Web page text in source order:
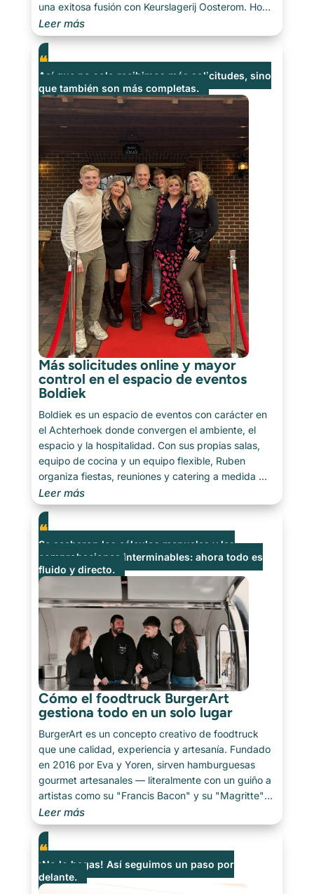
una exitosa fusión con Keurslagerij Oosterom. Hoy
existe una empresa de catering profesional [...]
Leer más
Así que no solo recibimos más solicitudes, sino
que también son más completas.
Más solicitudes online y mayor
control en el espacio de eventos
Boldiek
Boldiek es un espacio de eventos con carácter en
el Achterhoek donde convergen el ambiente, el
espacio y la hospitalidad. Con sus propias salas,
equipo de cocina y un equipo flexible, Ruben
organiza fiestas, reuniones y catering a medida —
siempre con un toque personal. Hablamos con [...]
Leer más
Se acabaron los cálculos manuales y las
comprobaciones interminables: ahora todo es
fluido y directo.
Cómo el foodtruck BurgerArt
gestiona todo en un solo lugar
BurgerArt es un concepto creativo de foodtruck
que une calidad, experiencia y artesanía. Fundado
en 2016 por Eva y Yoren, sirven hamburguesas
gourmet artesanales — literalmente con un guiño a
artistas como su "Francis Bacon" y su "Magritte"
— cocinadas a la manera clásica [...]
Leer más
¡No lo hagas! Así seguimos un paso por
delante.